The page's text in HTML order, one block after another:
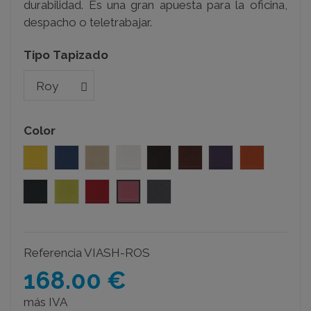
durabilidad. Es una gran apuesta para la oficina,
despacho o teletrabajar.
Tipo Tapizado
Color
ReferenciaVIASH-ROS
168.00 €
más IVA